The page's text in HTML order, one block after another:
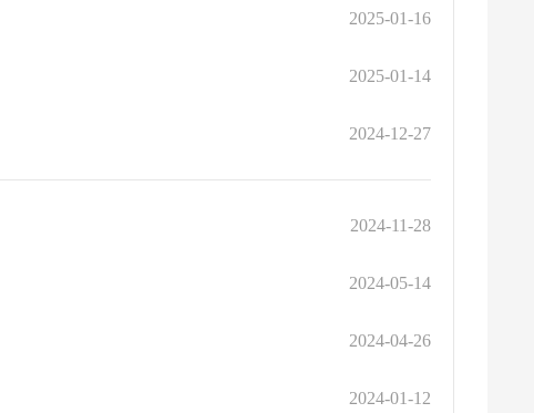
2025-01-16
2025-01-14
2024-12-27
2024-11-28
2024-05-14
2024-04-26
2024-01-12